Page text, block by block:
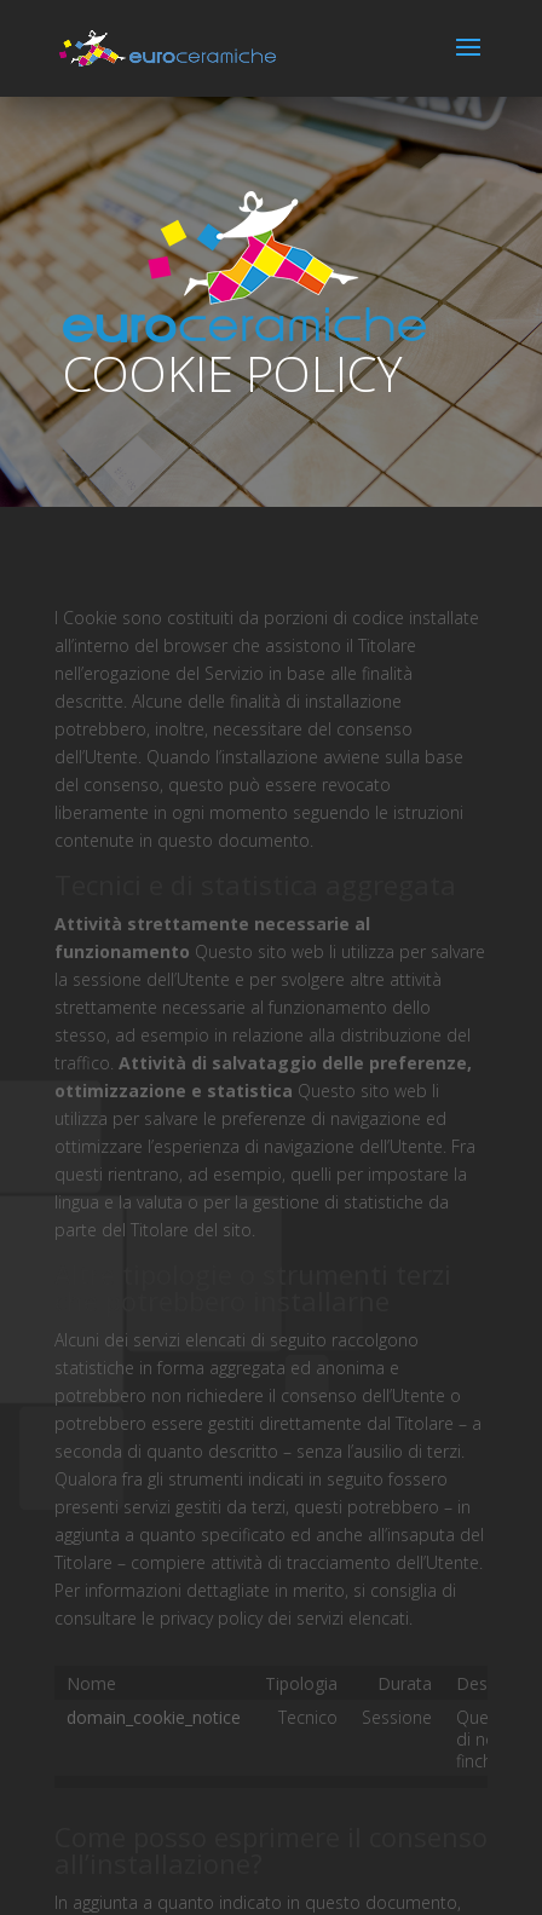
COOKIE POLICY
I Cookie sono costituiti da porzioni di codice installate
all’interno del browser che assistono il Titolare
nell’erogazione del Servizio in base alle finalità
descritte. Alcune delle finalità di installazione
potrebbero, inoltre, necessitare del consenso
dell’Utente. Quando l’installazione avviene sulla base
del consenso, questo può essere revocato
liberamente in ogni momento seguendo le istruzioni
contenute in questo documento.
Attività strettamente necessarie al
funzionamento Questo sito web li utilizza per salvare
la sessione dell’Utente e per svolgere altre attività
strettamente necessarie al funzionamento dello
stesso, ad esempio in relazione alla distribuzione del
traffico. Attività di salvataggio delle preferenze,
ottimizzazione e statistica Questo sito web li
utilizza per salvare le preferenze di navigazione ed
ottimizzare l’esperienza di navigazione dell’Utente. Fra
questi rientrano, ad esempio, quelli per impostare la
lingua e la valuta o per la gestione di statistiche da
parte del Titolare del sito.
Alcuni dei servizi elencati di seguito raccolgono
statistiche in forma aggregata ed anonima e
potrebbero non richiedere il consenso dell’Utente o
potrebbero essere gestiti direttamente dal Titolare – a
seconda di quanto descritto – senza l’ausilio di terzi.
Qualora fra gli strumenti indicati in seguito fossero
presenti servizi gestiti da terzi, questi potrebbero – in
aggiunta a quanto specificato ed anche all’insaputa del
Titolare – compiere attività di tracciamento dell’Utente.
Per informazioni dettagliate in merito, si consiglia di
consultare le privacy policy dei servizi elencati.
Nome Tipologia Durata
domain_cookie_notice
Tecnico Sessione
Questo
di non
finchè la
In aggiunta a quanto indicato in questo documento,